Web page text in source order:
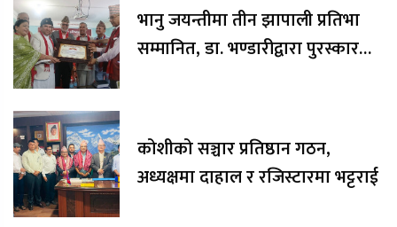
भानु जयन्तीमा तीन झापाली प्रतिभा
सम्मानित, डा. भण्डारीद्वारा पुरस्कार
कोशीको सञ्चार प्रतिष्ठान गठन,
अध्यक्षमा दाहाल र रजिस्टारमा भट्टराई